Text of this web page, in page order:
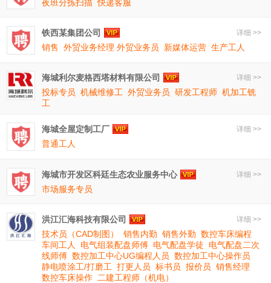
夜班分拣扫描 快递客服
详细 >>
铁西某集团公司
销售 外贸业务经理 外贸业务员 新媒体运营 生产工人
详细 >>
海城利尔麦格西塔材料有限公司
投标专员 机械维修工 外贸业务员 研发工程师 机加工铣
工
详细 >>
海城全屋定制工厂
普通工人
详细 >>
海城市开发区科廷生态农业服务中心
市场服务专员
详细 >>
洪江汇海科技有限公司
技术员（CAD制图）
销售内勤 销售外勤 数控车床编程
车间工人
电气组装配盘师傅 电气配盘学徒
电气配盘二次
线师傅 数控加工中心UG编程人员 数控加工中心操作员
静电喷涂工/打磨工 打更人员 标书员 报价员 销售经理
数控车床操作
二建工程师（机电）